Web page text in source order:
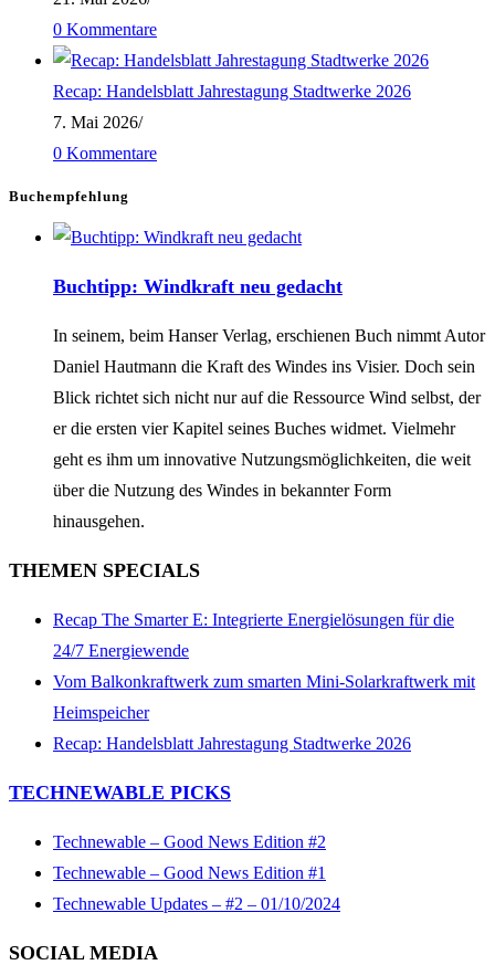
0 Kommentare
Recap: Handelsblatt Jahrestagung Stadtwerke 2026
7. Mai 2026/
0 Kommentare
Buchempfehlung
Buchtipp: Windkraft neu gedacht
In seinem, beim Hanser Verlag, erschienen Buch nimmt Autor
Daniel Hautmann die Kraft des Windes ins Visier. Doch sein
Blick richtet sich nicht nur auf die Ressource Wind selbst, der
er die ersten vier Kapitel seines Buches widmet. Vielmehr
geht es ihm um innovative Nutzungsmöglichkeiten, die weit
über die Nutzung des Windes in bekannter Form
hinausgehen.
THEMEN SPECIALS
Recap The Smarter E: Integrierte Energielösungen für die
24/7 Energiewende
Vom Balkonkraftwerk zum smarten Mini-Solarkraftwerk mit
Heimspeicher
Recap: Handelsblatt Jahrestagung Stadtwerke 2026
TECHNEWABLE PICKS
Technewable – Good News Edition #2
Technewable – Good News Edition #1
Technewable Updates – #2 – 01/10/2024
SOCIAL MEDIA